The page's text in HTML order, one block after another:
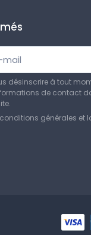
désinscrire à tout
de contact
générales et